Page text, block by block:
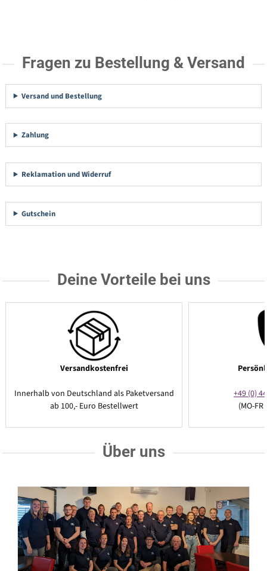
Fragen zu Bestellung & Versand
Versand und Bestellung
Zahlung
Reklamation und Widerruf
Gutschein
Deine Vorteile bei uns
Versandkostenfrei
Innerhalb von Deutschland als Paketversand
ab 100,- Euro Bestellwert
+49 (0)
(MO-
Über uns